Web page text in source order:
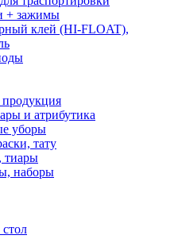
+ зажимы
клей (HI-FLOAT),
продукция
и атрибутика
уборы
тату
тиары
наборы